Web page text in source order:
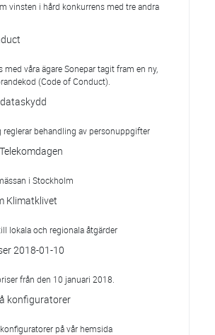
vinsten i hård konkurrens med tre andra
våra ägare Sonepar tagit fram en ny,
(Code of Conduct).
reglerar behandling av personuppgifter
i Stockholm
Klimatklivet
lokala och regionala åtgärder
2018-01-10
från den 10 januari 2018.
konfiguratorer
på vår hemsida